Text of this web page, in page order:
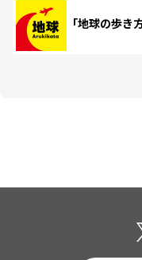
「地球の歩き